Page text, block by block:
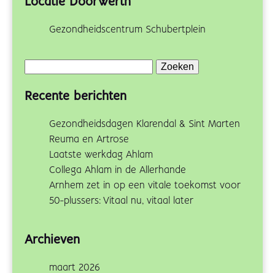
Gezondheidscentrum Schubertplein
Recente berichten
Gezondheidsdagen Klarendal & Sint Marten
Reuma en Artrose
Laatste werkdag Ahlam
Collega Ahlam in de Allerhande
Arnhem zet in op een vitale toekomst voor
50-plussers: Vitaal nu, vitaal later
Archieven
maart 2026